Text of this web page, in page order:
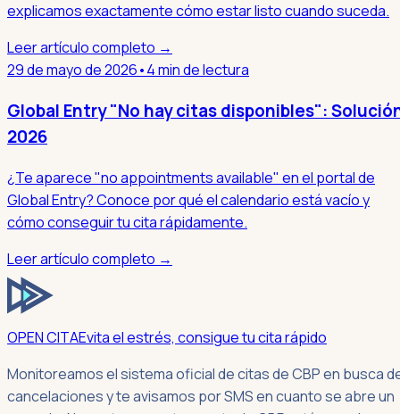
explicamos exactamente cómo estar listo cuando suceda.
Leer artículo completo →
29 de mayo de 2026•4 min de lectura
Global Entry "No hay citas disponibles":
2026
¿Te aparece "no appointments available" en el portal de
Global Entry? Conoce por qué el calendario está vacío y
cómo conseguir tu cita rápidamente.
Leer artículo completo →
OPEN CITAEvita el estrés, consigue tu cita rápido
Monitoreamos el sistema oficial de citas de CBP en busca
cancelaciones y te avisamos por SMS en cuanto se abre un